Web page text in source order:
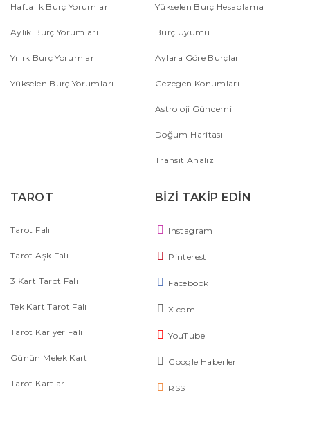
Haftalık Burç Yorumları
Aylık Burç Yorumları
Yıllık Burç Yorumları
Yükselen Burç Yorumları
Yükselen Burç Hesaplama
Burç Uyumu
Aylara Göre Burçlar
Gezegen Konumları
Astroloji Gündemi
Doğum Haritası
Transit Analizi
TAROT
Tarot Falı
Tarot Aşk Falı
3 Kart Tarot Falı
Tek Kart Tarot Falı
Tarot Kariyer Falı
Günün Melek Kartı
Tarot Kartları
BİZİ TAKİP EDİN
Instagram
Pinterest
Facebook
X.com
YouTube
Google Haberler
RSS